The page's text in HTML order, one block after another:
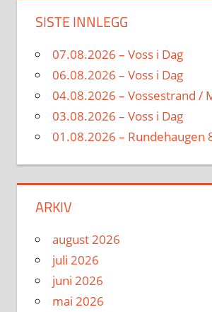
SISTE INNLEGG
07.08.2026 – Voss i Dag
06.08.2026 – Voss i Dag
04.08.2026 – Vossestrand /
03.08.2026 – Voss i Dag
01.08.2026 – Rundehaugen
ARKIV
august 2026
juli 2026
juni 2026
mai 2026